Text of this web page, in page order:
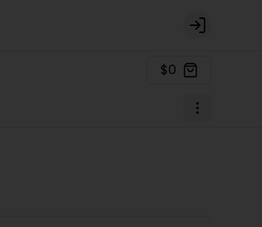
Login
$0